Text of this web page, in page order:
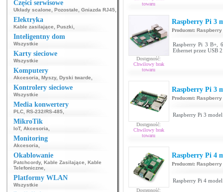
Części serwisowe
Układy scalone Pozostałe Gniazda RJ45
Elektryka
Kable zasilające Puszki
Inteligentny dom
Wszystkie
Karty sieciowe
Wszystkie
Komputery
Akcesoria Myszy, Dyski twarde
Kontrolery sieciowe
Wszystkie
Media konwertery
PLC RS-232/RS-485
MikroTik
IoT, Akcesoria
Monitoring
Akcesoria
Okablowanie
Patchcordy, Kable Zasilające
Kable
Telefoniczne
Platformy WLAN
Wszystkie
towaru
Dostępność:
Chwilowy brak
towaru
Raspberry Pi 3
Producent: Raspberry
Raspberry Pi 3 B+,
Ethernet przez USB
Dostępność:
Chwilowy brak
towaru
Raspberry Pi 3
Producent: Raspberry
Raspberry Pi 3
Dostępność:
Raspberry Pi 4
Producent: Raspberry
Raspberry Pi 4